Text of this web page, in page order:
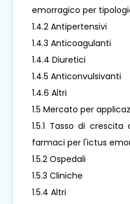
emorragico per
1.4.2 Antipertensivi
1.4.3 Anticoagulanti
1.4.4 Diuretici
1.4.5 Anticonvulsivanti
1.4.6 Altri
1.5 Mercato per
1.5.1 Tasso di
farmaci per l'ictus
1.5.2 Ospedali
1.5.3 Cliniche
1.5.4 Altri